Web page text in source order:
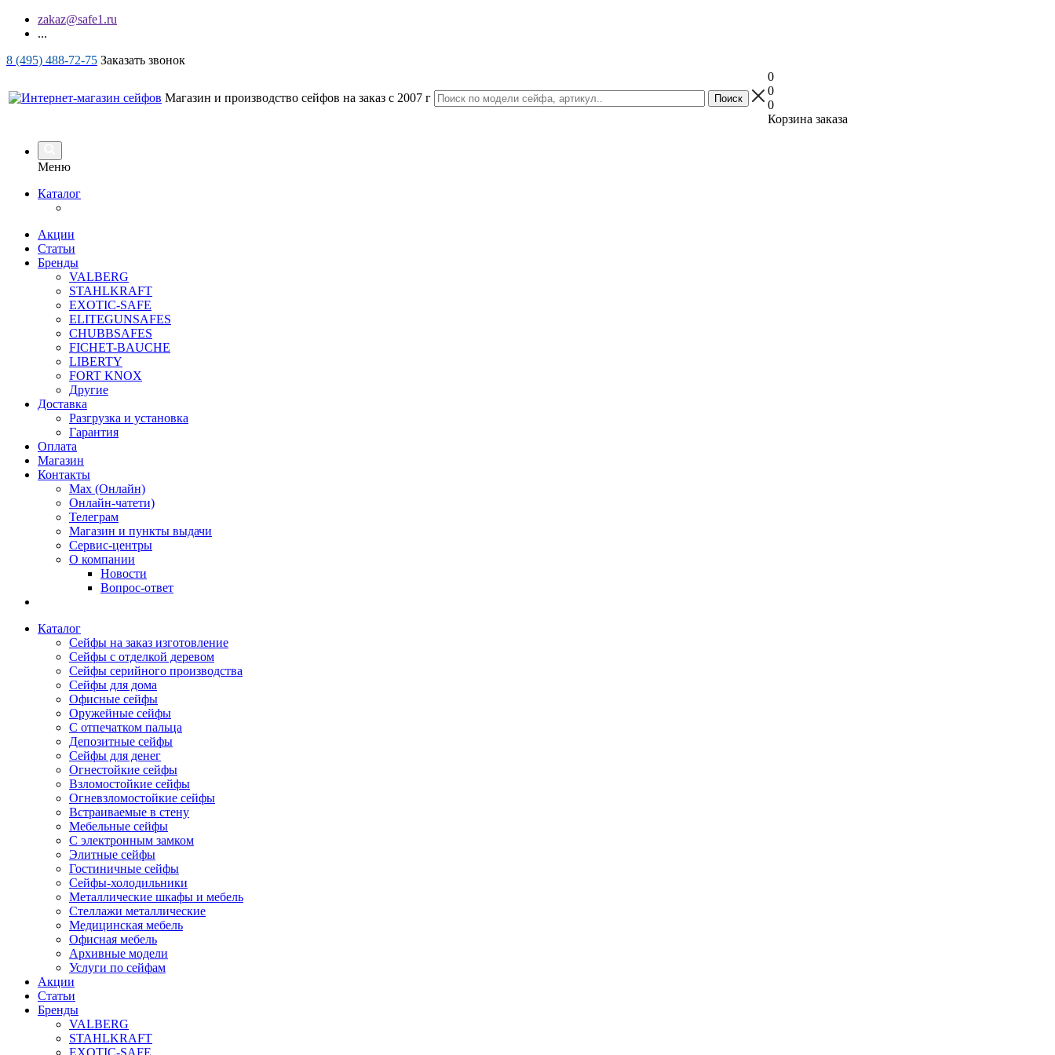
zakaz@safe1.ru
...
8 (495) 488-72-75 Заказать звонок
Магазин и производство сейфов на заказ с 2007 г
0
0
0
Корзина заказа
Меню
Каталог
Акции
Статьи
Бренды
VALBERG
STAHLKRAFT
EXOTIC-SAFE
ELITEGUNSAFES
CHUBBSAFES
FICHET-BAUCHE
LIBERTY
FORT KNOX
Другие
Доставка
Разгрузка и установка
Гарантия
Оплата
Магазин
Контакты
Max (Онлайн)
Онлайн-чатети)
Телеграм
Магазин и пункты выдачи
Сервис-центры
О компании
Новости
Вопрос-ответ
Каталог
Сейфы на заказ изготовление
Сейфы с отделкой деревом
Сейфы серийного производства
Сейфы для дома
Офисные сейфы
Оружейные сейфы
С отпечатком пальца
Депозитные сейфы
Сейфы для денег
Огнестойкие сейфы
Взломостойкие сейфы
Огневзломостойкие сейфы
Встраиваемые в стену
Мебельные сейфы
С электронным замком
Элитные сейфы
Гостиничные сейфы
Сейфы-холодильники
Металлические шкафы и мебель
Стеллажи металлические
Медицинская мебель
Офисная мебель
Архивные модели
Услуги по сейфам
Акции
Статьи
Бренды
VALBERG
STAHLKRAFT
EXOTIC-SAFE